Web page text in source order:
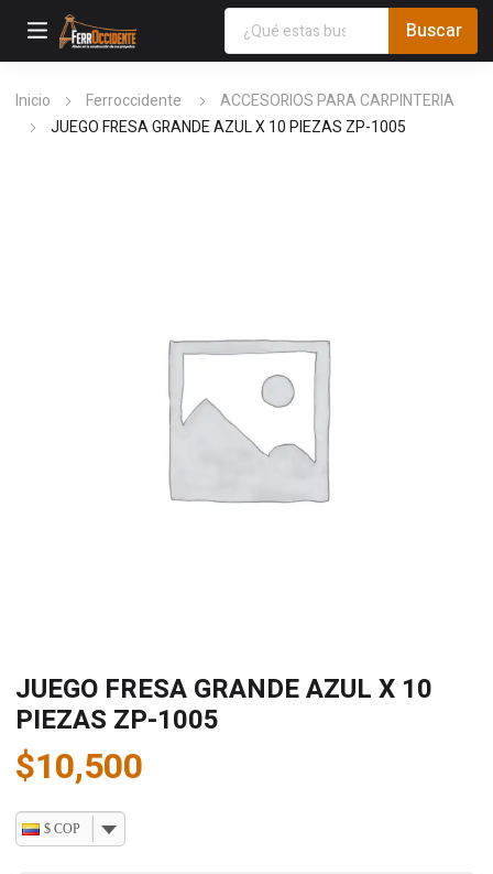
Inicio Ferroccidente
ACCESORIOS PARA CARPINTERIA
JUEGO FRESA GRANDE AZUL X 10 PIEZAS ZP-1005
JUEGO FRESA GRANDE AZUL X 10
PIEZAS ZP-1005
$10,500
$ COP